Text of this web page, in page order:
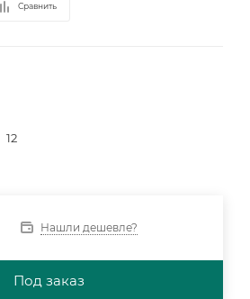
Сравнить
12
Нашли дешевле?
Под заказ